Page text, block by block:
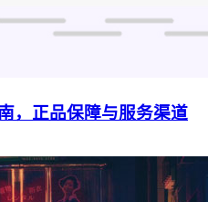
，正品保障与服务渠道